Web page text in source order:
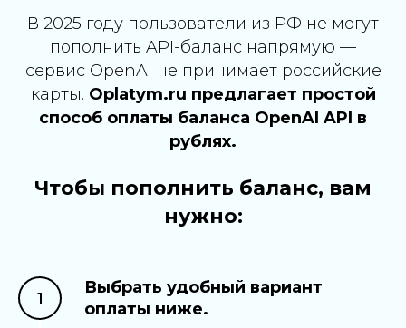
В 2025 году пользователи из РФ не могут
пополнить API-баланс напрямую —
сервис OpenAI не принимает российские
карты. Oplatym.ru предлагает простой
способ оплаты баланса OpenAI API в
рублях.
Чтобы пополнить баланс, вам
нужно:
Выбрать удобный вариант
оплаты ниже.